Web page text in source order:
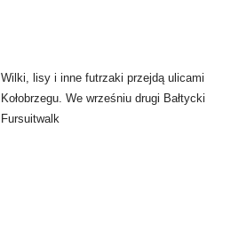
Wilki, lisy i inne futrzaki przejdą ulicami
Kołobrzegu. We wrześniu drugi Bałtycki
Fursuitwalk